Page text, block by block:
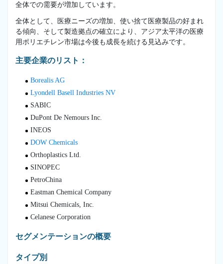
全体での需要が増加しています。
全体として、医療ニーズの増加、使い捨て医療製品の好まれ
る傾向、そして製造拠点の確立により、アジア太平洋の医療
用ポリエチレン市場は今後も成長を続ける見込みです。
主要企業のリスト：
Borealis AG
Lyondell Basell Industries NV
SABIC
DuPont De Nemours Inc.
INEOS
DOW Chemicals
Orthoplastics Ltd.
SINOPEC
PetroChina
Eastman Chemical Company
Mitsui Chemicals, Inc.
Celanese Corporation
セグメンテーションの概要
タイプ別